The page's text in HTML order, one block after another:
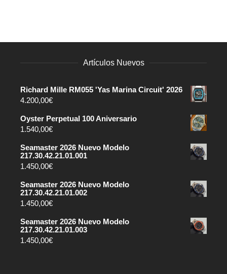
Artículos Nuevos
Richard Mille RM055 'Yas Marina Circuit' 2026
4.200,00€
Oyster Perpetual 100 Aniversario
1.540,00€
Seamaster 2026 Nuevo Modelo
217.30.42.21.01.001
1.450,00€
Seamaster 2026 Nuevo Modelo
217.30.42.21.01.002
1.450,00€
Seamaster 2026 Nuevo Modelo
217.30.42.21.01.003
1.450,00€